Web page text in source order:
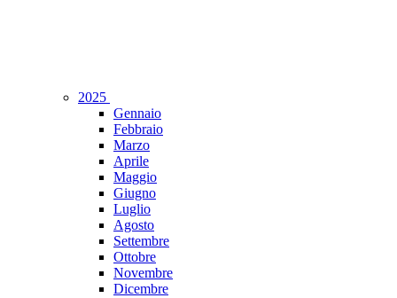
2025
Gennaio
Febbraio
Marzo
Aprile
Maggio
Giugno
Luglio
Agosto
Settembre
Ottobre
Novembre
Dicembre